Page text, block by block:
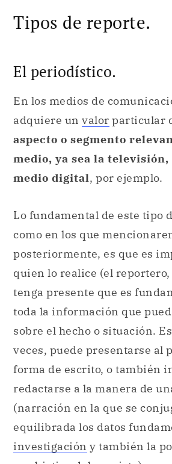
Tipos de reporte.
El periodístico.
En los medios de
adquiere un valor particular
aspecto o segmento
medio, ya sea la
medio digital, por ejemplo.
Lo fundamental de este tipo
como en los que
posteriormente, es que es
quien lo realice (el
tenga presente que es
toda la información que
sobre el hecho o situación.
veces, puede presentarse al
forma de escrito, o también
redactarse a la manera de
(narración en la que se
equilibrada los datos
investigación y también la